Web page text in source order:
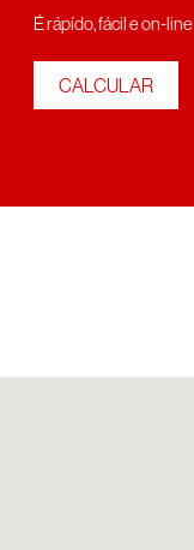
É rápído, fácil e on-line
CALCULAR